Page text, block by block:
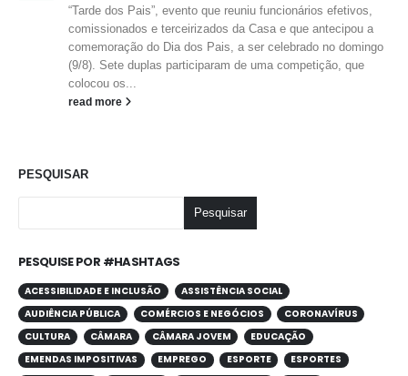
“Tarde dos Pais”, evento que reuniu funcionários efetivos,
comissionados e terceirizados da Casa e que antecipou a
comemoração do Dia dos Pais, a ser celebrado no domingo
(9/8). Sete duplas participaram de uma competição, que
colocou os...
read more
PESQUISAR
Pesquisar
PESQUISE POR #HASHTAGS
ACESSIBILIDADE E INCLUSÃO
ASSISTÊNCIA SOCIAL
AUDIÊNCIA PÚBLICA
COMÉRCIOS E NEGÓCIOS
CORONAVÍRUS
CULTURA
CÂMARA CÂMARA JOVEM
EDUCAÇÃO
EMENDAS IMPOSITIVAS
EMPREGO ESPORTE
ESPORTES